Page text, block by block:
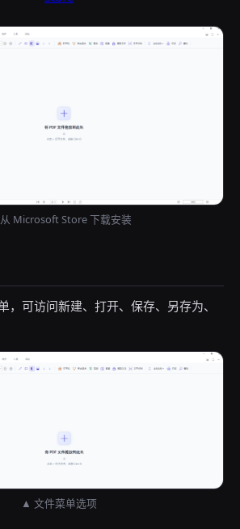
Microsoft Store 下载安装
，可访问新建、打开、保存、另存为、
▲ 文件菜单选项